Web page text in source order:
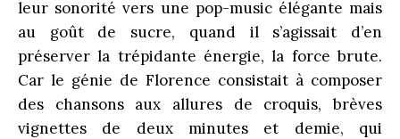
leur sonorité vers une pop-music élégante mais
au goût de sucre, quand il s’agissait d’en
préserver la trépidante énergie, la force brute.
Car le génie de Florence consistait à composer
des chansons aux allures de croquis, brèves
vignettes de deux minutes et demie, qui